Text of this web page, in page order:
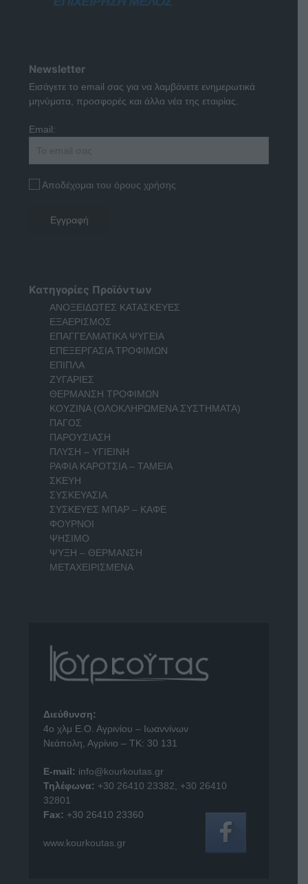
Newsletter
Εισάγετε το email σας για να λαμβάνετε ενημερωτικά
μηνύματα, προσφορές και άλλα νέα της εταιρίας.
Email:
Αποδέχομαι του όρους χρήσης
Κατηγορίες Προϊόντων
ΑΝΟΞΕΙΔΩΤΕΣ ΚΑΤΑΣΚΕΥΕΣ
ΕΞΑΕΡΙΣΜΟΣ
ΕΠΑΓΓΕΛΜΑΤΙΚΑ ΨΥΓΕΙΑ
ΕΠΕΞΕΡΓΑΣΙΑ ΤΡΟΦΙΜΩΝ
ΕΠΙΠΛΑ
ΖΥΓΑΡΙΕΣ
ΘΕΡΜΑΝΣΗ ΤΡΟΦΙΜΩΝ
ΚΟΥΖΙΝΑ (ΟΛΟΚΛΗΡΩΜΕΝΑ ΣΥΣΤΗΜΑΤΑ)
ΠΑΓΟΣ
ΠΑΡΟΥΣΙΑΣΗ
ΠΛΥΣΗ – ΥΓΙΕΙΝΗ
ΡΑΦΙΑ ΚΑΡΟΤΣΙΑ – ΤΑΜΕΙΑ
ΣΚΕΥΗ
ΣΥΣΚΕΥΑΣΙΑ
ΣΥΣΚΕΥΕΣ ΜΠΑΡ – ΚΑΦΕ
ΦΟΥΡΝΟΙ
ΨΗΣΙΜΟ
ΨΥΞΗ – ΘΕΡΜΑΝΣΗ
ΜΕΤΑΧΕΙΡΙΣΜΕΝΑ
Διεύθυνση:
4o χλμ Ε.Ο. Αγρινίου – Ιωαννίνων
Νεάπολη, Αγρίνιο – ΤΚ: 30 131
E-mail: info@kourkoutas.gr
Τηλέφωνα: +30 26410 23382
+30 26410
32801
Fax: +30 26410 23360
www.kourkoutas.gr